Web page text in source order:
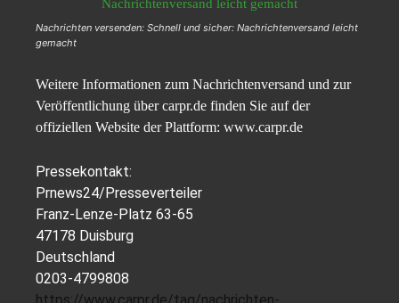
Nachrichten versenden: Schnell und sicher: Nachrichtenversand leicht
gemacht
Weitere Informationen zum Nachrichtenversand und zur
Veröffentlichung über carpr.de finden Sie auf der
offiziellen Website der Plattform: www.carpr.de
Pressekontakt:
Prnews24/Presseverteiler
Franz-Lenze-Platz 63-65
47178 Duisburg
Deutschland
0203-4799808